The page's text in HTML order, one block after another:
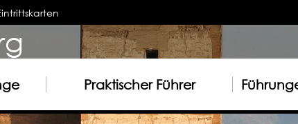
Praktischer Führer